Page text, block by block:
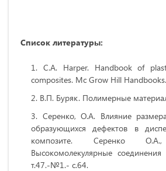
Список литературы:
С.А. Harper. Handbook of
composites. Mc Grow Hill
В.П. Буряк. Полимерные
Серенко, О.А. Влияние
образующихся дефектов в
композите. Серенко
Высокомолекулярные
т.47.-№1.- с.64.